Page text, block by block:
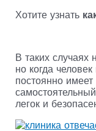
Хотите узнать
В таких случаях
но когда
постоянно
легок и